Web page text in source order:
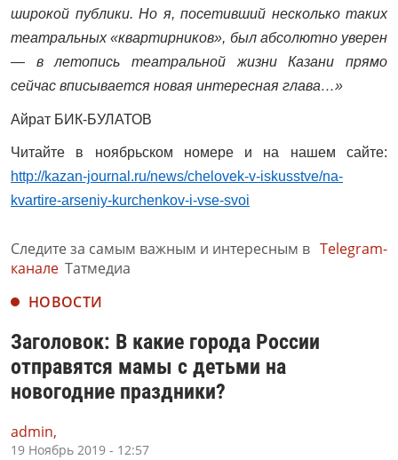
широкой публики. Но я, посетивший несколько таких
театральных «квартирников», был абсолютно уверен
— в летопись театральной жизни Казани прямо
сейчас вписывается новая интересная глава…»
Айрат БИК-БУЛАТОВ
Читайте в ноябрьском номере и на нашем сайте:
http://kazan-journal.ru/news/chelovek-v-iskusstve/na-
kvartire-arseniy-kurchenkov-i-vse-svoi
Следите за самым важным и интересным в Telegram-
канале Татмедиа
НОВОСТИ
Заголовок: В какие города России
отправятся мамы с детьми на
новогодние праздники?
admin,
19 Ноябрь 2019 - 12:57